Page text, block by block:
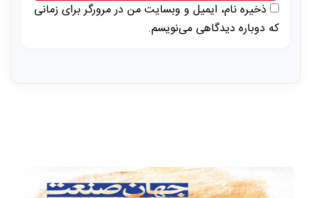
ذخیره نام، ایمیل و وبسایت من در مرورگر برای زمانی
که دوباره دیدگاهی می‌نویسم.